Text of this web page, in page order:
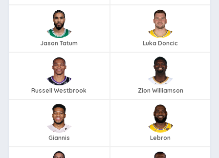
Jason Tatum Luka Doncic
Russell Westbrook Zion Williamson
Giannis Lebron